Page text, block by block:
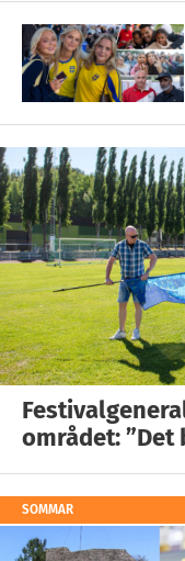
området: ”Det
SOMMAR